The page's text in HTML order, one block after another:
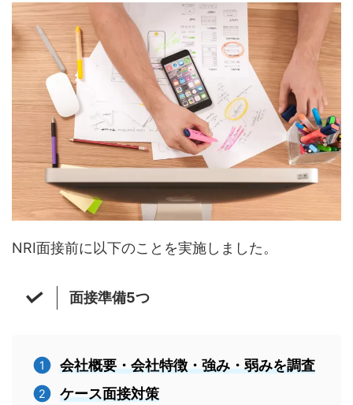
NRI面接前に以下のことを実施しました。
面接準備5つ
会社概要・会社特徴・強み・弱みを調査
ケース面接対策